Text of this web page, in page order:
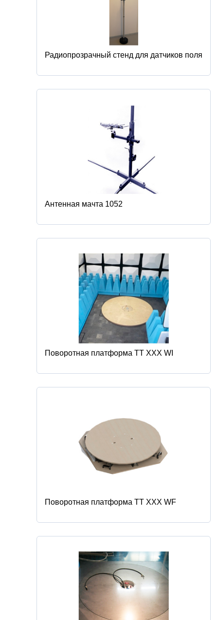
Радиопрозрачный стенд для датчиков поля
Антенная мачта 1052
Поворотная платформа TT ХХХ WI
Поворотная платформа TT ХХХ WF